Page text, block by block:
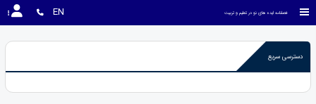
فصلنامه ایده های نو در تعلیم و تربیت EN
دسترسی سریع